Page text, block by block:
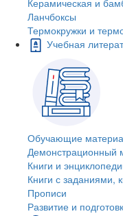
Керамическая и
Ланчбоксы
Термокружки и
Учебная
Обучающие
Демонстрационный
Книги и
Книги с заданиями,
Прописи
Развитие и